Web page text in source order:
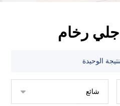
رخام
الوحيدة